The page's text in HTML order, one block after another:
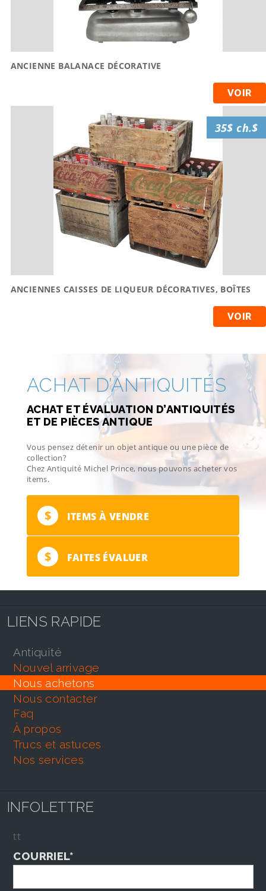
ANCIENNE BALANACE DÉCORATIVE
VOIR
ANCIENNES CAISSES DE LIQUEUR DÉCORATIVES, BOÎTES
VOIR
35$ ch.$
ACHAT D’ANTIQUITÉS
ACHAT ET ÉVALUATION D’ANTIQUITÉS
ET DE PIÈCES ANTIQUE
Vous pensez détenir un objet antique ou une pièce de
collection?
Chez Antiquité Michel Prince, nous pouvons acheter vos
items.
$ ITEMS À VENDRE
$ FAITES ÉVALUER
LIENS RAPIDE
antiquité
nouvel arrivage
nous achetons
nous contacter
faq
À propos
trucs et astuces
nos services
INFOLETTRE
tt
COURRIEL*